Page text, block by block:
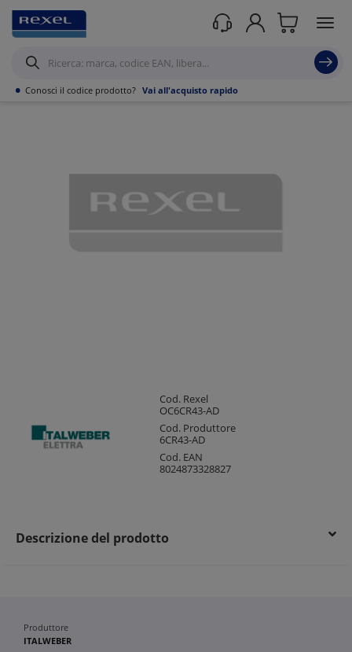
• Conosci il codice prodotto? Vai all'acquisto rapido
Prodotti /
Cod. Rexel
OC6CR43-AD
Cod. Produttore
6CR43-AD
Cod. EAN
8024873328827
Descrizione del prodotto
Produttore
ITALWEBER